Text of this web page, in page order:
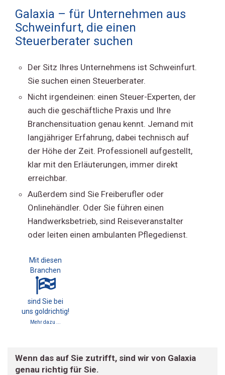
Galaxia – für Unternehmen aus
Schweinfurt, die einen
Steuerberater suchen
Der Sitz Ihres Unternehmens ist Schweinfurt.
Sie suchen einen Steuerberater.
Nicht irgendeinen: einen Steuer-Experten, der
auch die geschäftliche Praxis und Ihre
Branchensituation genau kennt. Jemand mit
langjähriger Erfahrung, dabei technisch auf
der Höhe der Zeit. Professionell aufgestellt,
klar mit den Erläuterungen, immer direkt
erreichbar.
Außerdem sind Sie Freiberufler oder
Onlinehändler. Oder Sie führen einen
Handwerksbetrieb, sind Reiseveranstalter
oder leiten einen ambulanten Pflegedienst.
Mit diesen
Branchen
sind Sie bei
uns goldrichtig!
Mehr dazu ...
Wenn das auf Sie zutrifft, sind wir von Galaxia
genau richtig für Sie.